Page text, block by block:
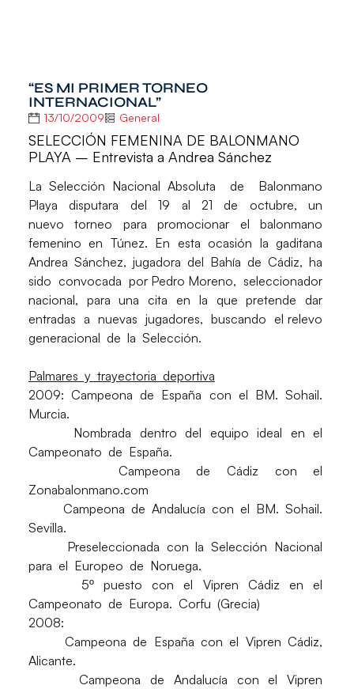
“ES MI PRIMER TORNEO
INTERNACIONAL”
13/10/2009 General
SELECCIÓN FEMENINA DE BALONMANO
PLAYA – Entrevista a Andrea Sánchez
La Selección Nacional Absoluta de Balonmano
Playa disputara del 19 al 21 de octubre, un
nuevo torneo para promocionar el balonmano
femenino en Túnez. En esta ocasión la gaditana
Andrea Sánchez, jugadora del Bahía de Cádiz, ha
sido convocada por Pedro Moreno, seleccionador
nacional, para una cita en la que pretende dar
entradas a nuevas jugadores, buscando el relevo
generacional de la Selección.
Palmares y trayectoria deportiva
2009: Campeona de España con el BM. Sohail.
Murcia.
Nombrada dentro del equipo ideal en el
Campeonato de España.
Campeona de Cádiz con el
Zonabalonmano.com
Campeona de Andalucía con el BM. Sohail.
Sevilla.
Preseleccionada con la Selección Nacional
para el Europeo de Noruega.
5º puesto con el Vipren Cádiz en el
Campeonato de Europa. Corfu (Grecia)
2008:
Campeona de España con el Vipren Cádiz,
Alicante.
Campeona de Andalucía con el Vipren